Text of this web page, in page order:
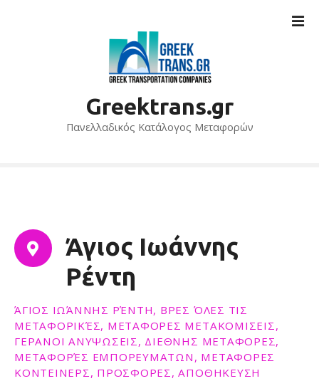
Greektrans.gr
Πανελλαδικός Κατάλογος Μεταφορών
Άγιος Ιωάννης
Ρέντη
ΆΓΙΟΣ ΙΩΆΝΝΗΣ ΡΈΝΤΗ, ΒΡΕΣ ΌΛΕΣ ΤΙΣ
ΜΕΤΑΦΟΡΙΚΈΣ, ΜΕΤΑΦΟΡΕΣ ΜΕΤΑΚΟΜΙΣΕΙΣ,
ΓΕΡΑΝΟΙ ΑΝΥΨΩΣΕΙΣ, ΔΙΕΘΝΗΣ ΜΕΤΑΦΟΡΕΣ,
ΜΕΤΑΦΟΡΈΣ ΕΜΠΟΡΕΥΜΑΤΩΝ, ΜΕΤΑΦΟΡΕΣ
ΚΟΝΤΕΙΝΕΡΣ, ΠΡΟΣΦΟΡΕΣ, ΑΠΟΘΗΚΕΥΣΗ